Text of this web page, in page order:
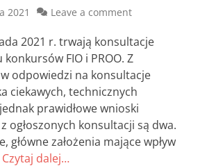
2021 Leave a comment
2021 r. trwają konsultacje
FIO i PROO. Z
odpowiedzi na konsultacje
ciekawych, technicznych
prawidłowe wnioski
ogłoszonych konsultacji są dwa.
główne założenia mające wpływ
Czytaj dalej…